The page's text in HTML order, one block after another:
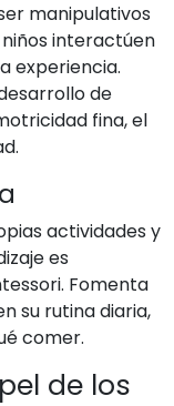
manipulativos
interactúen
experiencia.
de
fina, el
actividades y
es
Fomenta
su rutina diaria,
comer.
de los